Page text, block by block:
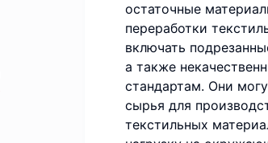
остаточные
переработки
включать
а также
стандартам. Они
сырья для
текстильных